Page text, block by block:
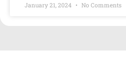
January 21, 2024 No Comments